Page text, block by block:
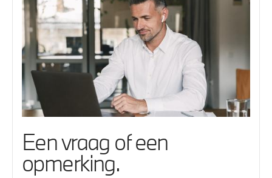
Een vraag of een
opmerking.